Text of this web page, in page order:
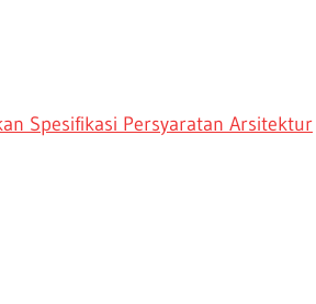
Spesifikasi Persyaratan Arsitektur